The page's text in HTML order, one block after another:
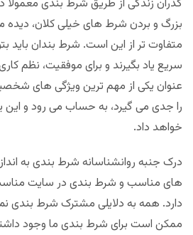
گذران زندگی از طریق شرط بندی
بزرگ و بردن شرط های خیلی کلان،
متفاوت تر از این است. شرط بندان باید
سریع یاد بگیرند و برای موفقیت، نظم
عنوان یکی از مهم ترین ویژگی های
را جدی می گیرد، به حساب می رود و این
خواهد داد.
درک جنبه روانشناسانه شرط بندی به
های مناسب و شرط بندی در سایت
دارد. همه به دلایلی مشترک شرط بندی
ممکن است برای شرط بندی ما وجود